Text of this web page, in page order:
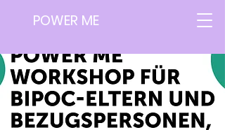
POWER ME